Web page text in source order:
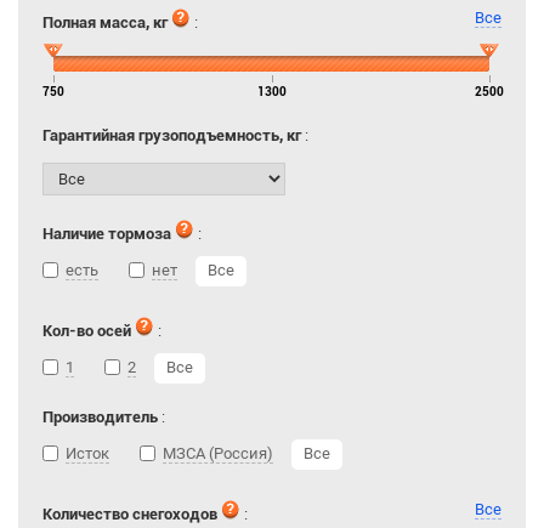
Полная масса, кг : Все
750 1300 2500
Гарантийная грузоподъемность, кг:
Наличие тормоза
:
есть
нет Все
Кол-во осей
:
1
2 Все
Производитель :
Исток
МЗСА (Россия) Все
Количество снегоходов : Все